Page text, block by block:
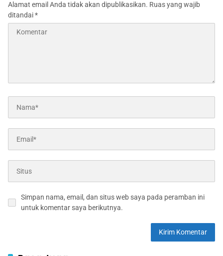
Alamat email Anda tidak akan dipublikasikan. Ruas yang wajib
ditandai*
Simpan nama, email, dan situs web saya pada peramban ini
untuk komentar saya berikutnya.